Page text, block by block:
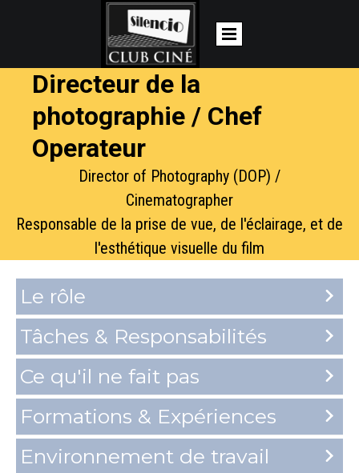
Directeur de la
photographie / Chef
Operateur
Director of Photography (DOP) /
Cinematographer
Responsable de la prise de vue, de l'éclairage, et de
l'esthétique visuelle du film
Le rôle
Tâches & Responsabilités
Ce qu'il ne fait pas
Formations & Expériences
Environnement de travail